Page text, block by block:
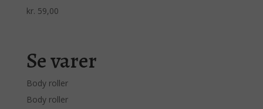
kr. 59,00
Se varer
Body roller
Body roller